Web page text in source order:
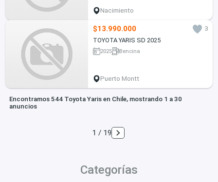
Nacimiento
$13.990.000
3
TOYOTA YARIS SD 2025
2025 Bencina
Puerto Montt
Encontramos 544 Toyota Yaris en Chile, mostrando 1 a 30
anuncios
1 / 19
Categorías